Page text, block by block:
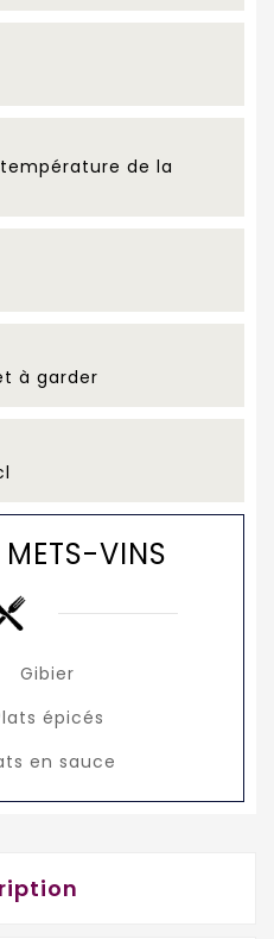
de la
à garder
VINS
Gibier
épicés
en sauce